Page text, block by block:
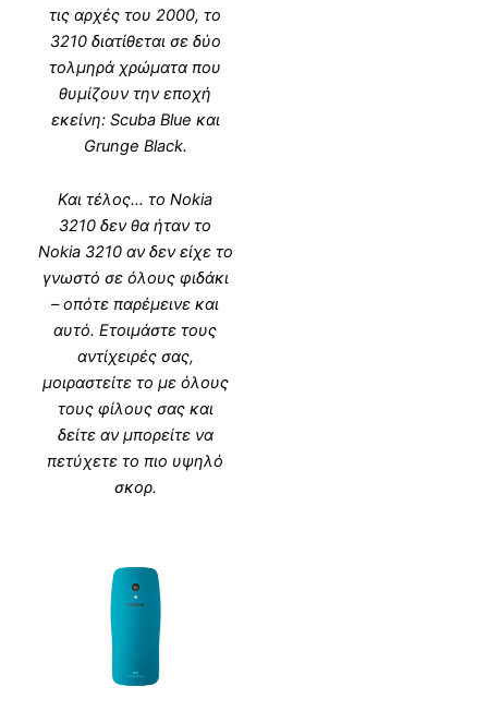
τις αρχές του 2000, το
3210 διατίθεται σε δύο
τολμηρά χρώματα που
θυμίζουν την εποχή
εκείνη: Scuba Blue και
Grunge Black.
Και τέλος… το Nokia
3210 δεν θα ήταν το
Nokia 3210 αν δεν είχε το
γνωστό σε όλους φιδάκι
– οπότε παρέμεινε και
αυτό. Ετοιμάστε τους
αντίχειρές σας,
μοιραστείτε το με όλους
τους φίλους σας και
δείτε αν μπορείτε να
πετύχετε το πιο υψηλό
σκορ.